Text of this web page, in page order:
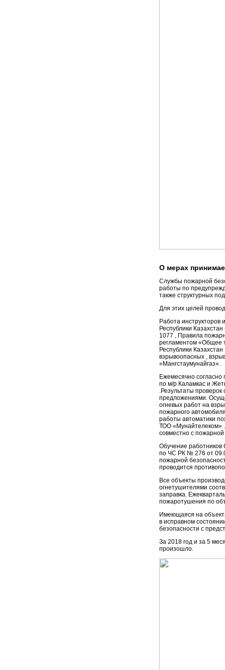
О мерах
Cлужбы пожарной
работы по
также структурных
Для этих целей
Работа
Республики
1077 , Правила
регламентом «Общее
Республики
взрывоопасных ,
«Мангстаумунайгаз».
Ежемесячно
по м/р Каламкас и
.Результаты
предложениями.
огневых работ на
пожарного
работы автоматики
ТОО «Мунайтелеком» .
совместно с
Обучение
по ЧС РК № 276 от
пожарной
проводится
Все объекты
огнетушителями
заправка.
пожаротушения по
Имеющаяся на
в исправном
безопасности с
За 2018 год и за 5
произошло.